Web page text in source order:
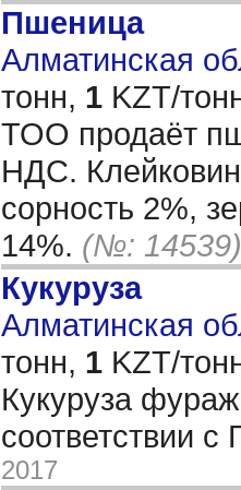
Пшеница
Алматинская
тонн, 1 KZT/
ТОО продаёт
НДС.
сорность 2%,
14%. (№: 14539)
Кукуруза
Алматинская
тонн, 1 KZT/
Кукуруза
соответствии
2017